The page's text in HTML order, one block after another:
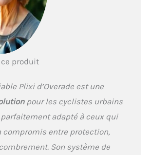
volume du casque est
divisé par 3 lorsqu'il est
plié. Il se glisse facilement
dans un petit sac à dos,
CONÇU POUR LES
vous rouliez en vélo de
ville, en vélo à assistance
électrique (VAE), en vélo
pliant, en fixie ou que vous
utilisiez des vélos en libre-
service, le Plixi FIT est un
incontournable au
produit
Plixi d’Overade est une
pour les cyclistes urbains
adapté à ceux qui
compromis entre protection,
Son système de